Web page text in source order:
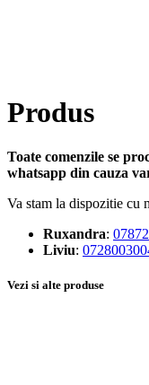
Produs
Toate comenzile se
whatsapp din cauza
Va stam la dispozitie cu
Ruxandra:
Liviu:
Vezi si alte produse